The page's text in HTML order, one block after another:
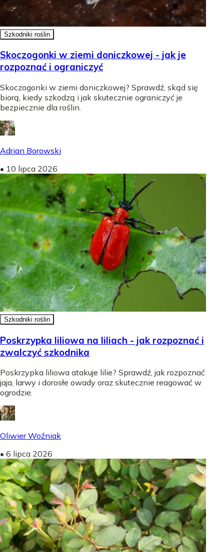
Szkodniki roślin
Skoczogonki w ziemi doniczkowej - jak je
rozpoznać i ograniczyć
Skoczogonki w ziemi doniczkowej? Sprawdź, skąd się
biorą, kiedy szkodzą i jak skutecznie ograniczyć je
bezpiecznie dla roślin.
Adrian Borowski
• 10 lipca 2026
Szkodniki roślin
Poskrzypka liliowa na liliach - jak rozpoznać i
zwalczyć szkodnika
Poskrzypka liliowa atakuje lilie? Sprawdź, jak rozpoznać
jaja, larwy i dorosłe owady oraz skutecznie reagować w
ogrodzie.
Oliwier Woźniak
• 6 lipca 2026